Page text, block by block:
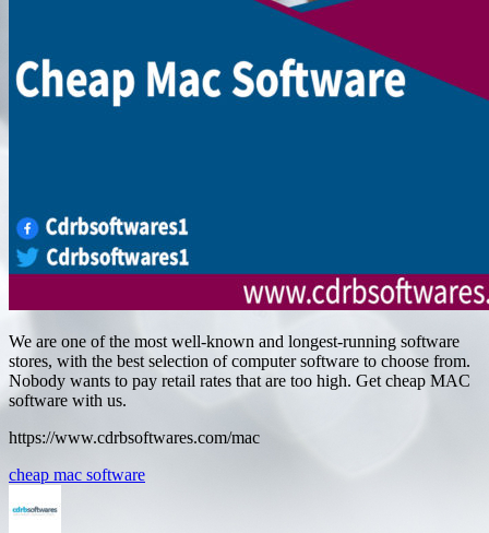
We are one of the most well-known and longest-running software
stores, with the best selection of computer software to choose from.
Nobody wants to pay retail rates that are too high. Get cheap MAC
software with us.
https://www.cdrbsoftwares.com/mac
cheap mac software